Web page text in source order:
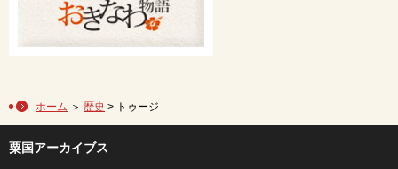
ホーム ＞ 歴史 > トゥージ
粟国アーカイブス